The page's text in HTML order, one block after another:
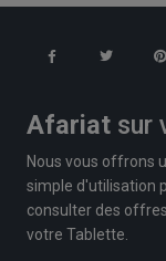
Afariat sur
Nous vous offrons
simple d'utilisation
consulter des
votre Tablette.